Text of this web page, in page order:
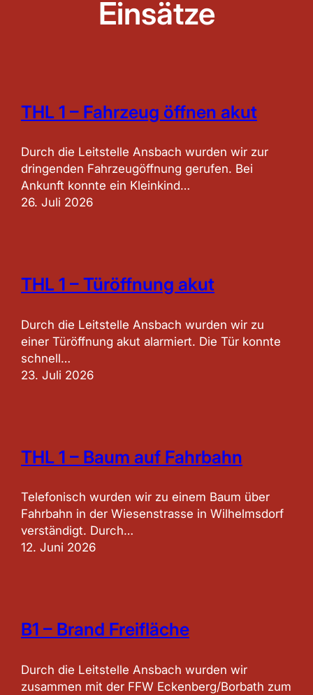
Einsätze
THL 1 – Fahrzeug öffnen akut
Durch die Leitstelle Ansbach wurden wir zur
dringenden Fahrzeugöffnung gerufen. Bei
Ankunft konnte ein Kleinkind…
26. Juli 2026
THL 1 – Türöffnung akut
Durch die Leitstelle Ansbach wurden wir zu
einer Türöffnung akut alarmiert. Die Tür konnte
schnell…
23. Juli 2026
THL 1 – Baum auf Fahrbahn
Telefonisch wurden wir zu einem Baum über
Fahrbahn in der Wiesenstrasse in Wilhelmsdorf
verständigt. Durch…
12. Juni 2026
B1 – Brand Freifläche
Durch die Leitstelle Ansbach wurden wir
zusammen mit der FFW Eckenberg/Borbath zum